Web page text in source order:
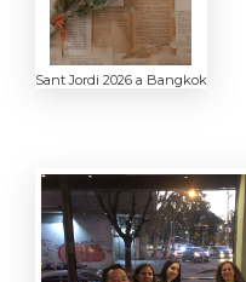
Sant Jordi 2026 a Bangkok